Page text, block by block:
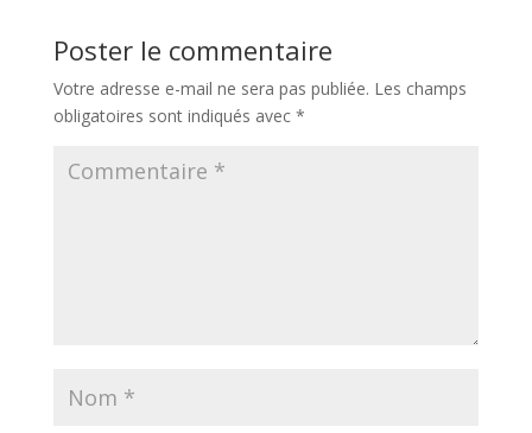
Poster le commentaire
Votre adresse e-mail ne sera pas publiée. Les champs
obligatoires sont indiqués avec *